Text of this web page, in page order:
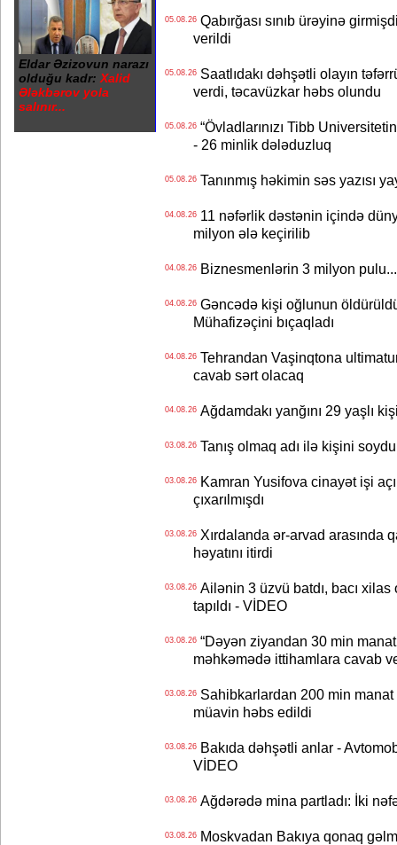
Eldar Əzizovun narazı
olduğu kadr: Xalid
Ələkbərov yola
salınır...
05.08.26Qabırğası sınıb ürəyinə
verildi
05.08.26Saatlıdakı dəhşətli olayın
verdi, təcavüzkar həbs olundu
05.08.26“Övladlarınızı Tibb
- 26 minlik dələduzluq
05.08.26Tanınmış həkimin səs yazısı
04.08.2611 nəfərlik dəstənin içində
milyon ələ keçirilib
04.08.26Biznesmenlərin 3 milyon
04.08.26Gəncədə kişi oğlunun
Mühafizəçini bıçaqladı
04.08.26Tehrandan Vaşinqtona
cavab sərt olacaq
04.08.26Ağdamdakı yanğını 29 yaşlı
03.08.26Tanış olmaq adı ilə kişini
03.08.26Kamran Yusifova cinayət işi
çıxarılmışdı
03.08.26Xırdalanda ər-arvad arasında
həyatını itirdi
03.08.26Ailənin 3 üzvü batdı, bacı xilas
tapıldı - VİDEO
03.08.26“Dəyən ziyandan 30 min
məhkəmədə ittihamlara cavab
03.08.26Sahibkarlardan 200 min manat
müavin həbs edildi
03.08.26Bakıda dəhşətli anlar -
VİDEO
03.08.26Ağdərədə mina partladı: İki
03.08.26Moskvadan Bakıya qonaq